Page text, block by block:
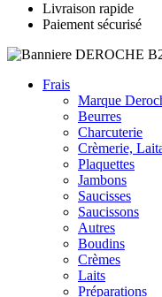
Livraison rapide
Paiement sécurisé
Frais
Marque
Beurres
Charcuterie
Crèmerie,
Plaquettes
Jambons
Saucisses
Saucissons
Autres
Boudins
Crèmes
Laits
Préparations